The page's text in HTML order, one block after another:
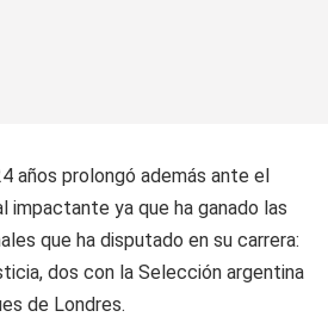
años prolongó además ante el
impactante ya que ha ganado las
que ha disputado en su carrera:
dos con la Selección argentina
de Londres.